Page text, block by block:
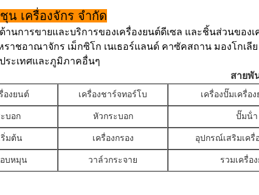
น เครื่องจักร จํากัด
านการขายและบริการของเครื่องยนต์ดีเซล และชิ้นส่วนของ
ราชอาณาจักร เม็กซิโก เนเธอร์แลนด์ คาซัคสถาน มองโกเลี
ระเทศและภูมิภาคอื่นๆ
สายพั
องยนต์ เครื่องชาร์จทอร์โบ เครื่องปั๊มเครื่อ
บอก หัวกระบอก ปั๊มน้ํา
ริ่มต้น เครื่องกรอง อุปกรณ์เสริมเครื่
บหมุน วาล์วกระจาย รวมเครื่อ